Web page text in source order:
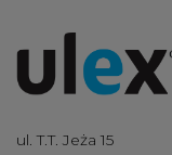
ul. T.T. Jeża 15